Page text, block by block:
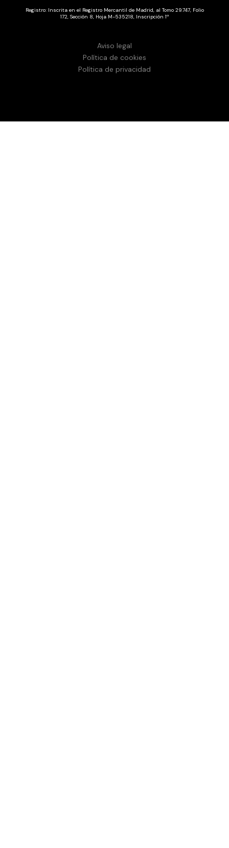
Registro: Inscrita en el Registro Mercantil de Madrid, al Tomo 29.747, Folio
172, Sección 8, Hoja M-535218, Inscripción 1ª
Aviso legal
Política de cookies
Política de privacidad